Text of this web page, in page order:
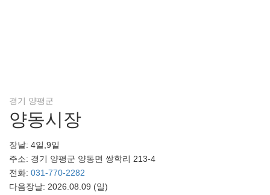
경기 양평군
양동시장
장날: 4일,9일
주소: 경기 양평군 양동면 쌍학리 213-4
전화: 031-770-2282
다음장날: 2026.08.09 (일)